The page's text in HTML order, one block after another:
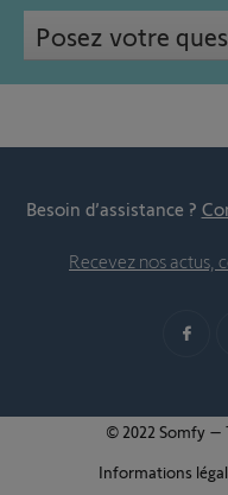
Posez votre
Besoin d’assistance ?
Recevez nos actus,
© 2022 Somfy –
Informations